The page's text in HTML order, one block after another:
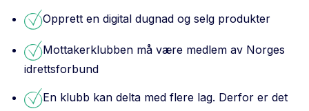
Opprett en digital dugnad og selg produkter
Mottakerklubben må være medlem av Norges
idrettsforbund
En klubb kan delta med flere lag. Derfor er det